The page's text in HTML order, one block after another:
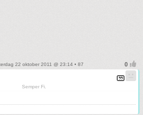
22 oktober 2011 @ 23:14 • 87
Semper Fi.